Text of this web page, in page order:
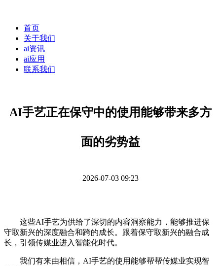
首页
关于我们
ai资讯
ai应用
联系我们
AI手艺正在保守中的使用能够带来多方
面的劣势益
2026-07-03 09:23
这些AI手艺为供给了深切的内容洞察能力，能够推进保
守取新兴的深度融合和跨的成长。跟着保守取新兴的融合成
长，引领传媒业进入智能化时代。
我们有来由相信，AI手艺的使用能够帮帮传媒业实现智